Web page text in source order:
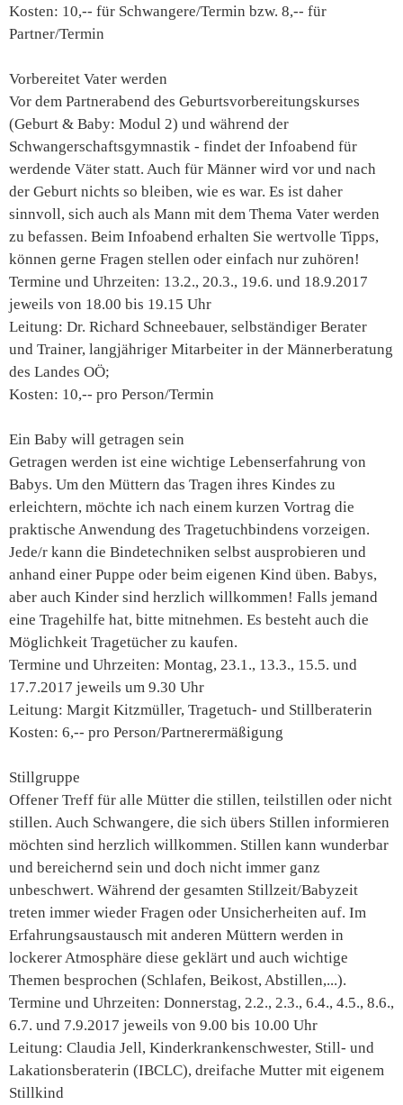
Kosten: 10,-- für Schwangere/Termin bzw. 8,-- für
Partner/Termin
Vorbereitet Vater werden
Vor dem Partnerabend des Geburtsvorbereitungskurses
(Geburt & Baby: Modul 2) und während der
Schwangerschaftsgymnastik - findet der Infoabend für
werdende Väter statt. Auch für Männer wird vor und nach
der Geburt nichts so bleiben, wie es war. Es ist daher
sinnvoll, sich auch als Mann mit dem Thema Vater werden
zu befassen. Beim Infoabend erhalten Sie wertvolle Tipps,
können gerne Fragen stellen oder einfach nur zuhören!
Termine und Uhrzeiten: 13.2., 20.3., 19.6. und 18.9.2017
jeweils von 18.00 bis 19.15 Uhr
Leitung: Dr. Richard Schneebauer, selbständiger Berater
und Trainer, langjähriger Mitarbeiter in der Männerberatung
des Landes OÖ;
Kosten: 10,-- pro Person/Termin
Ein Baby will getragen sein
Getragen werden ist eine wichtige Lebenserfahrung von
Babys. Um den Müttern das Tragen ihres Kindes zu
erleichtern, möchte ich nach einem kurzen Vortrag die
praktische Anwendung des Tragetuchbindens vorzeigen.
Jede/r kann die Bindetechniken selbst ausprobieren und
anhand einer Puppe oder beim eigenen Kind üben. Babys,
aber auch Kinder sind herzlich willkommen! Falls jemand
eine Tragehilfe hat, bitte mitnehmen. Es besteht auch die
Möglichkeit Tragetücher zu kaufen.
Termine und Uhrzeiten: Montag, 23.1., 13.3., 15.5. und
17.7.2017 jeweils um 9.30 Uhr
Leitung: Margit Kitzmüller, Tragetuch- und Stillberaterin
Kosten: 6,-- pro Person/Partnerermäßigung
Stillgruppe
Offener Treff für alle Mütter die stillen, teilstillen oder nicht
stillen. Auch Schwangere, die sich übers Stillen informieren
möchten sind herzlich willkommen. Stillen kann wunderbar
und bereichernd sein und doch nicht immer ganz
unbeschwert. Während der gesamten Stillzeit/Babyzeit
treten immer wieder Fragen oder Unsicherheiten auf. Im
Erfahrungsaustausch mit anderen Müttern werden in
lockerer Atmosphäre diese geklärt und auch wichtige
Themen besprochen (Schlafen, Beikost, Abstillen,...).
Termine und Uhrzeiten: Donnerstag, 2.2., 2.3., 6.4., 4.5., 8.6.,
6.7. und 7.9.2017 jeweils von 9.00 bis 10.00 Uhr
Leitung: Claudia Jell, Kinderkrankenschwester, Still- und
Lakationsberaterin (IBCLC), dreifache Mutter mit eigenem
Stillkind